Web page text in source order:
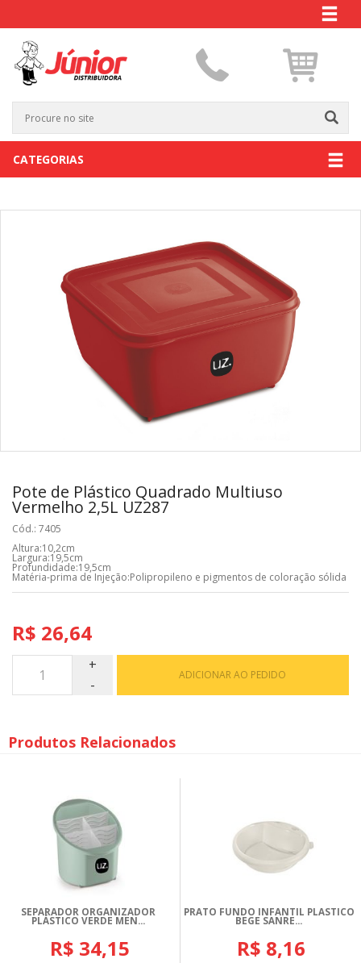
CATEGORIAS
Pote de Plástico Quadrado Multiuso
Vermelho 2,5L UZ287
Cód.: 7405
Altura:10,2cm
Largura:19,5cm
Profundidade:19,5cm
Matéria-prima de Injeção:Polipropileno e pigmentos de coloração sólida
R$ 26,64
ADICIONAR AO PEDIDO
Produtos Relacionados
SEPARADOR ORGANIZADOR
PLÁSTICO VERDE MEN...
R$ 34,15
PRATO FUNDO INFANTIL PLASTICO
BEGE SANRE...
R$ 8,16